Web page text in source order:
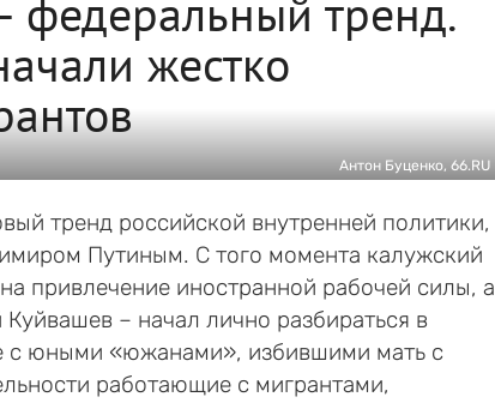
тренд.
жестко
Антон Буценко, 66.RU
тренд российской внутренней политики,
Путиным. С того момента калужский
привлечение иностранной рабочей силы, а
– начал лично разбираться в
с юными «южанами», избившими мать с
работающие с мигрантами,